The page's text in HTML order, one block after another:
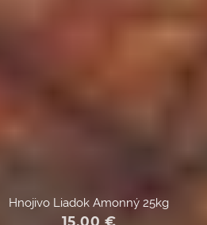
Hnojivo Liadok Amonný 25kg
15,00 €